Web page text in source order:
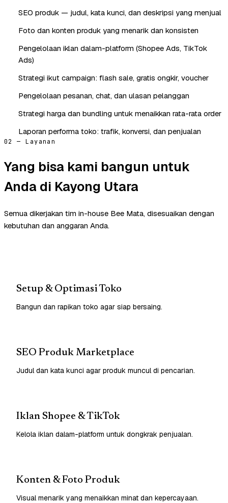
SEO produk — judul, kata kunci, dan deskripsi yang menjual
Foto dan konten produk yang menarik dan konsisten
Pengelolaan iklan dalam-platform (Shopee Ads, TikTok
Ads)
Strategi ikut campaign: flash sale, gratis ongkir, voucher
Pengelolaan pesanan, chat, dan ulasan pelanggan
Strategi harga dan bundling untuk menaikkan rata-rata order
Laporan performa toko: trafik, konversi, dan penjualan
02 — Layanan
Yang bisa kami bangun untuk
Anda di Kayong Utara
Semua dikerjakan tim in-house Bee Mata, disesuaikan dengan
kebutuhan dan anggaran Anda.
Setup & Optimasi Toko
Bangun dan rapikan toko agar siap bersaing.
SEO Produk Marketplace
Judul dan kata kunci agar produk muncul di pencarian.
Iklan Shopee & TikTok
Kelola iklan dalam-platform untuk dongkrak penjualan.
Konten & Foto Produk
Visual menarik yang menaikkan minat dan kepercayaan.